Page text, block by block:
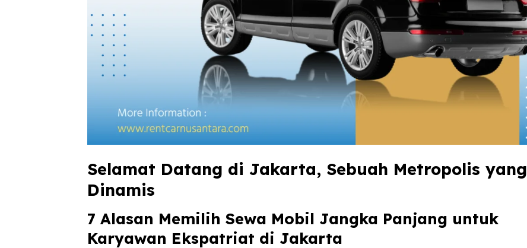
Selamat Datang di Jakarta, Sebuah Metropolis yang
Dinamis
7 Alasan Memilih Sewa Mobil Jangka Panjang untuk
Karyawan Ekspatriat di Jakarta